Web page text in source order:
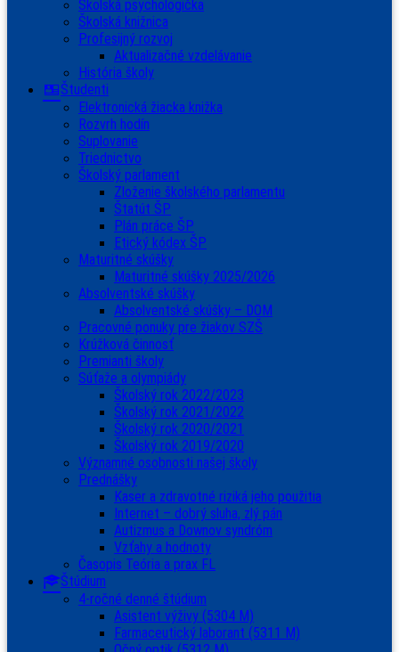
Školská psychologička
Školská knižnica
Profesijný rozvoj
Aktualizačné vzdelávanie
História školy
Študenti
Elektronická žiacka knižka
Rozvrh hodín
Suplovanie
Triednictvo
Školský parlament
Zloženie školského parlamentu
Štatút ŠP
Plán práce ŠP
Etický kódex ŠP
Maturitné skúšky
Maturitné skúšky 2025/2026
Absolventské skúšky
Absolventské skúšky – DOM
Pracovné ponuky pre žiakov SZŠ
Krúžková činnosť
Premianti školy
Súťaže a olympiády
Školský rok 2022/2023
Školský rok 2021/2022
Školský rok 2020/2021
Školský rok 2019/2020
Významné osobnosti našej školy
Prednášky
Kaser a zdravotné riziká jeho použitia
Internet – dobrý sluha, zlý pán
Autizmus a Downov syndróm
Vzťahy a hodnoty
Časopis Teória a prax FL
Štúdium
4-ročné denné štúdium
Asistent výživy (5304 M)
Farmaceutický laborant (5311 M)